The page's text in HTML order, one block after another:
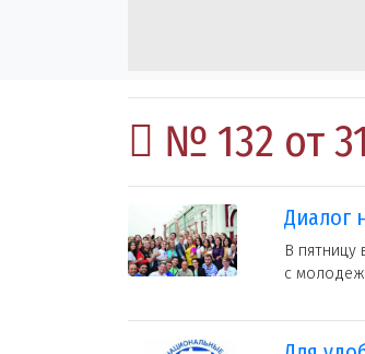
№ 132 от
Диалог
В пятницу
с